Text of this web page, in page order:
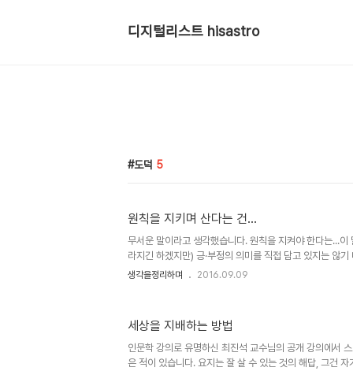
디지털리스트 hisastro
도덕 5
원칙을 지키며 산다는 건...
무서운 말이라고 생각했습니다. 원칙을 지켜야 한다는...이
라지긴 하겠지만) 긍·부정의 의미를 직접 담고 있지는 않
할 수 있습니다. 마치 염력이나 관심법과 같은 고차원적 능
다거나 일관성을 가져야 한다는 얘기 자체로 이성을 지닌
것으로 인식하게 되죠. 제가 "원칙을 지켜야 한다"는 말이
생각을정리하며 2016.09.09
세상을 지배하는 방법
인문학 강의로 유명하신 최진석 교수님의 공개 강의에서
은 적이 있습니다. 요지는 잘 살 수 있는 것의 해답, 그건 자